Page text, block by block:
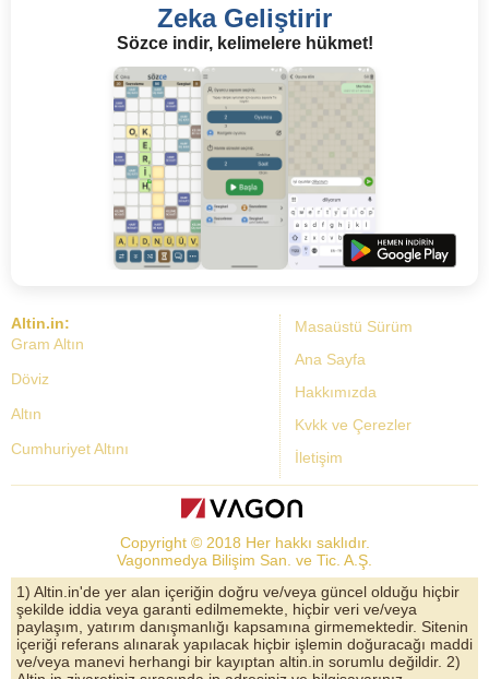
Zeka Geliştirir
Sözce indir, kelimelere hükmet!
Masaüstü Sürüm
Ana Sayfa
Hakkımızda
Kvkk ve Çerezler
İletişim
Altin.in:
Gram Altın
Döviz
Altın
Cumhuriyet Altını
Dolar Kuru
Altın Yorumları
Döviz Kurları
Çeyrek Altın
Copyright © 2018 Her hakkı saklıdır.
Vagonmedya Bilişim San. ve Tic. A.Ş.
1) Altin.in'de yer alan içeriğin doğru ve/veya güncel olduğu hiçbir
şekilde iddia veya garanti edilmemekte, hiçbir veri ve/veya
paylaşım, yatırım danışmanlığı kapsamına girmemektedir. Sitenin
içeriği referans alınarak yapılacak hiçbir işlemin doğuracağı maddi
ve/veya manevi herhangi bir kayıptan altin.in sorumlu değildir. 2)